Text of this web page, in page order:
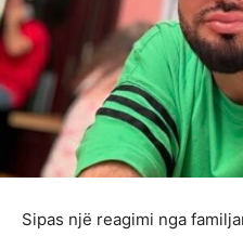
Sipas një reagimi nga